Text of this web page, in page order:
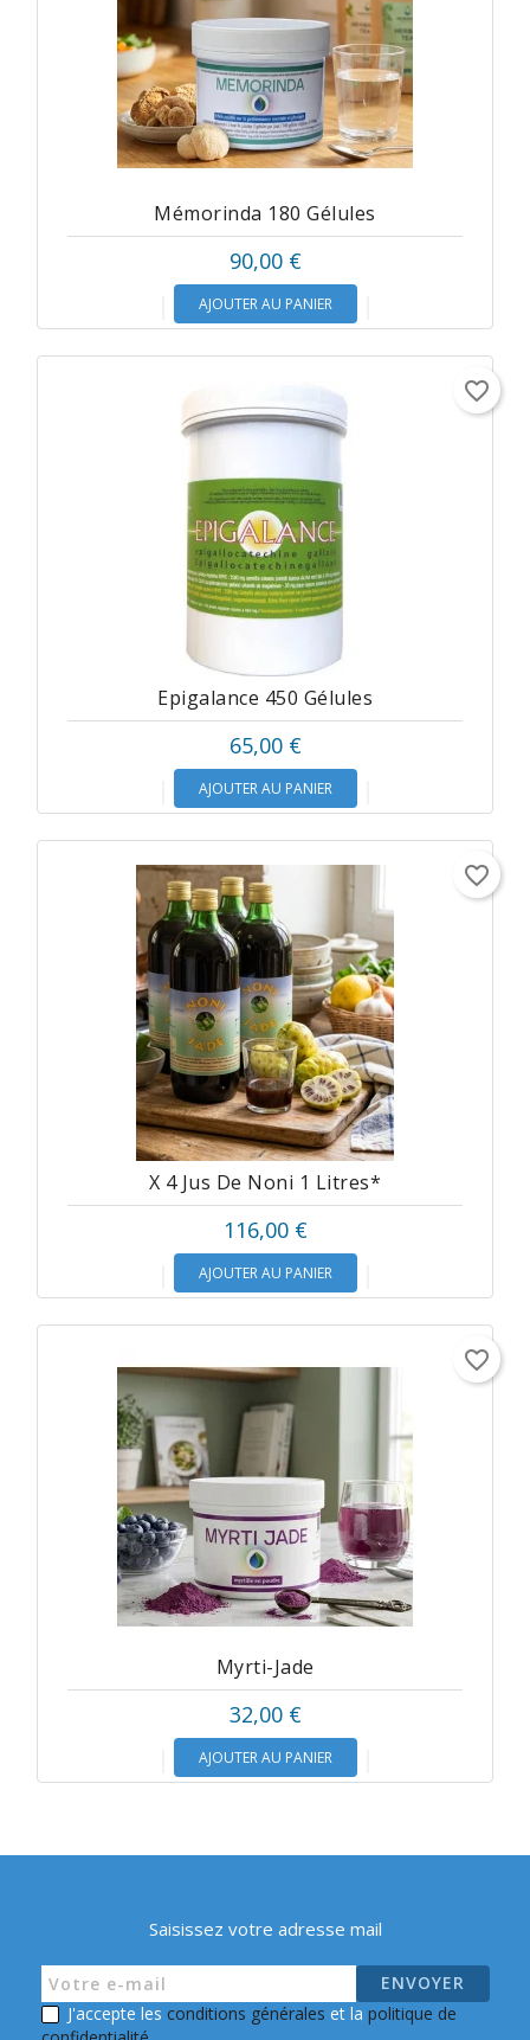
Mémorinda 180 Gélules
90,00 €
AJOUTER AU PANIER
Epigalance 450 Gélules
65,00 €
AJOUTER AU PANIER
favorite_border
X 4 Jus De Noni 1 Litres*
116,00 €
AJOUTER AU PANIER
favorite_border
Myrti-Jade
32,00 €
AJOUTER AU PANIER
favorite_border
Saisissez votre adresse mail
J'accepte les conditions générales et la politique de